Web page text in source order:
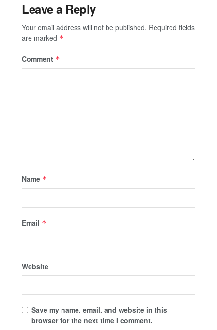
Leave a Reply
Your email address will not be published. Required fields
are marked *
Comment *
Name *
Email *
Website
Save my name, email, and website in this
browser for the next time I comment.